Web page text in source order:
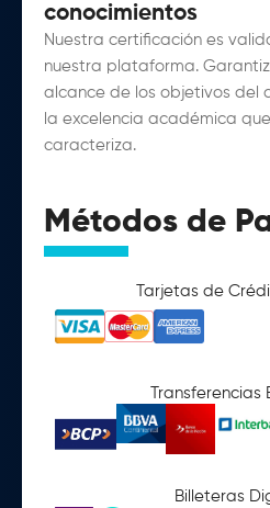
conocimientos
Nuestra certificación es
nuestra plataforma.
alcance de los objetivos del
la excelencia académica
caracteriza.
Métodos de
Tarjetas de
Transferencias
Billeteras